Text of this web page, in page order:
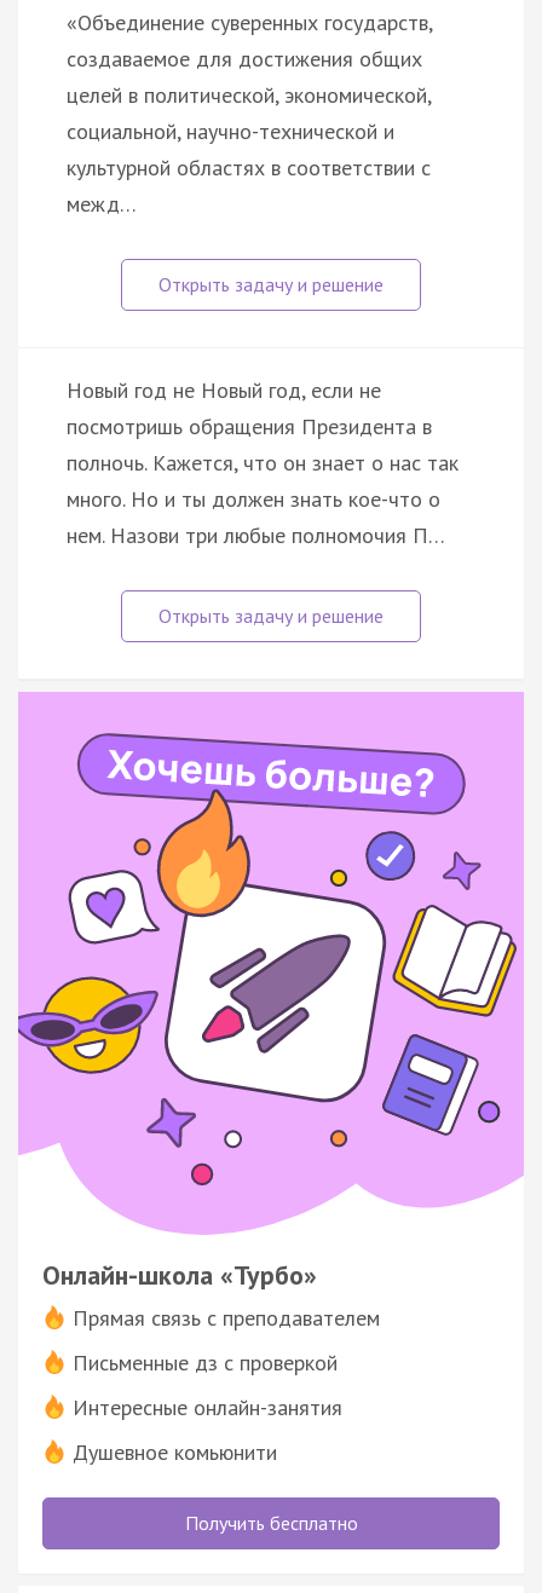
«Объединение суверенных государств,
создаваемое для достижения общих
целей в политической, экономической,
социальной, научно-технической и
культурной областях в соответствии с
межд…
Новый год не Новый год, если не
посмотришь обращения Президента в
полночь. Кажется, что он знает о нас так
много. Но и ты должен знать кое-что о
нем. Назови три любые полномочия П…
Онлайн-школа «Турбо»
Прямая связь с преподавателем
Письменные дз с проверкой
Интересные онлайн-занятия
Душевное комьюнити
Получить бесплатно